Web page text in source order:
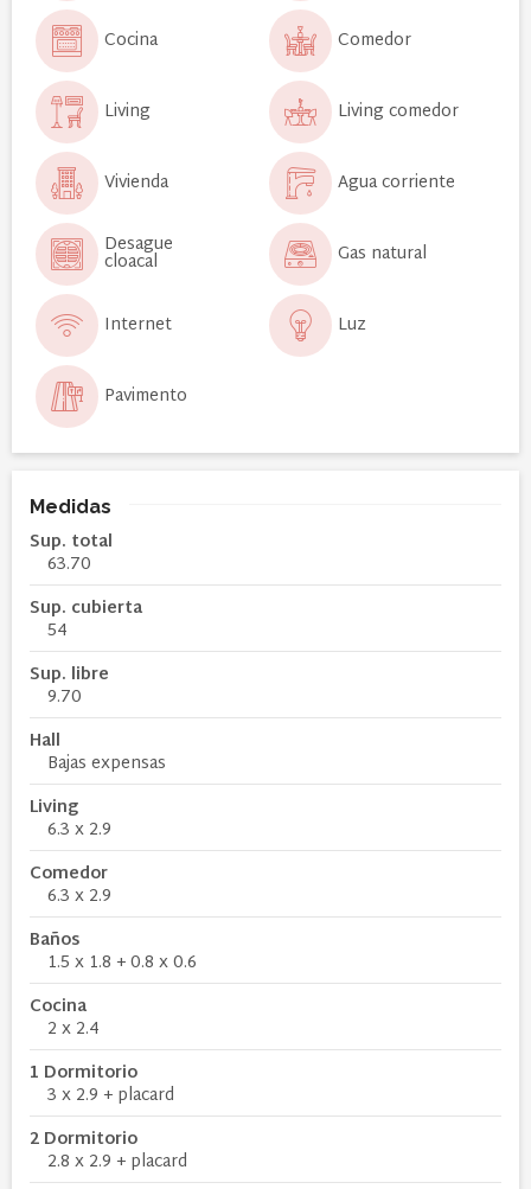
Cocina Comedor
Living Living comedor
Vivienda Agua corriente
Desague
cloacal Gas natural
Internet Luz
Pavimento
Medidas
Sup. total
63.70
Sup. cubierta
54
Sup. libre
9.70
Hall
Bajas expensas
Living
6.3 x 2.9
Comedor
6.3 x 2.9
Baños
1.5 x 1.8 + 0.8 x 0.6
Cocina
2 x 2.4
1 Dormitorio
3 x 2.9 + placard
2 Dormitorio
2.8 x 2.9 + placard